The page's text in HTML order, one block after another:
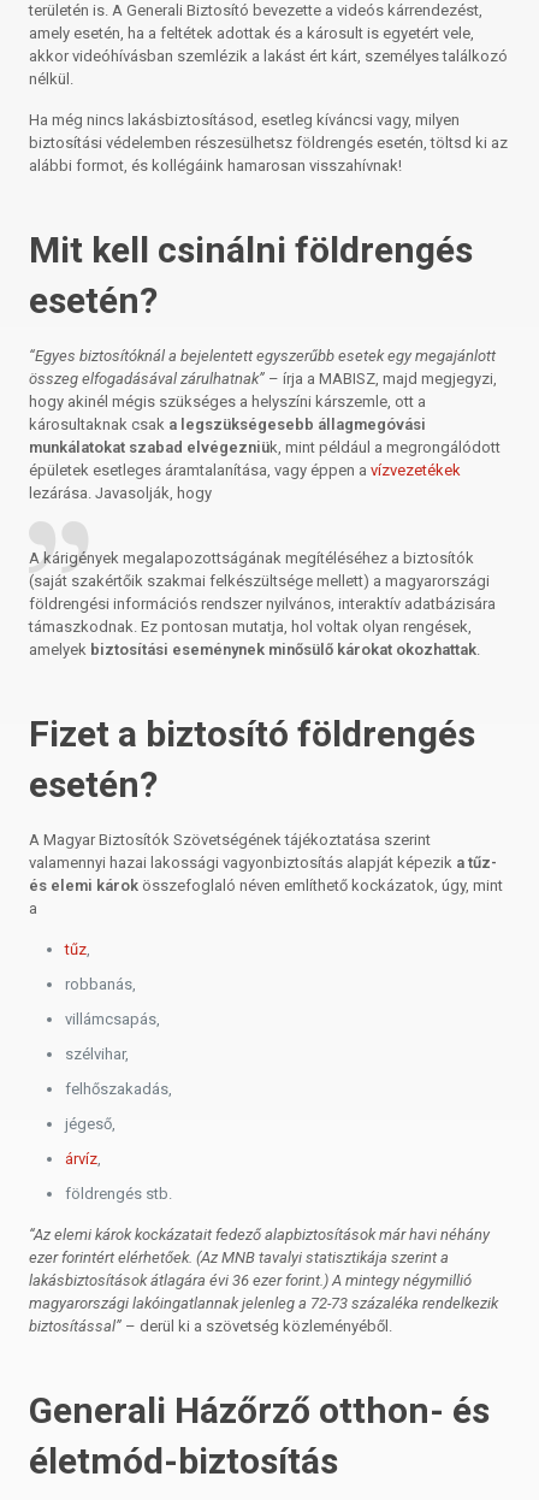
területén is. A Generali Biztosító bevezette a videós kárrendezést,
amely esetén, ha a feltétek adottak és a károsult is egyetért vele,
akkor videóhívásban szemlézik a lakást ért kárt, személyes találkozó
nélkül.
Ha még nincs lakásbiztosításod, esetleg kíváncsi vagy, milyen
biztosítási védelemben részesülhetsz földrengés esetén, töltsd ki az
alábbi formot, és kollégáink hamarosan visszahívnak!
Mit kell csinálni földrengés
esetén?
“Egyes biztosítóknál a bejelentett egyszerűbb esetek egy megajánlott
összeg elfogadásával zárulhatnak” – írja a MABISZ, majd megjegyzi,
hogy akinél mégis szükséges a helyszíni kárszemle, ott a
károsultaknak csak a legszükségesebb állagmegóvási
munkálatokat szabad elvégezniük, mint például a megrongálódott
épületek esetleges áramtalanítása, vagy éppen avízvezetékek
lezárása. Javasolják, hogy
A kárigények megalapozottságának megítéléséhez a biztosítók
(saját szakértőik szakmai felkészültsége mellett) a magyarországi
földrengési információs rendszer nyilvános, interaktív adatbázisára
támaszkodnak. Ez pontosan mutatja, hol voltak olyan rengések,
amelyek biztosítási eseménynek minősülő károkat okozhattak.
Fizet a biztosító földrengés
esetén?
A Magyar Biztosítók Szövetségének tájékoztatása szerint
valamennyi hazai lakossági vagyonbiztosítás alapját képezik a tűz-
és elemi károk összefoglaló néven említhető kockázatok, úgy, mint
a
tűz,
robbanás,
villámcsapás,
szélvihar,
felhőszakadás,
jégeső,
árvíz,
földrengés stb.
“Az elemi károk kockázatait fedező alapbiztosítások már havi néhány
ezer forintért elérhetőek. (Az MNB tavalyi statisztikája szerint a
lakásbiztosítások átlagára évi 36 ezer forint.) A mintegy négymillió
magyarországi lakóingatlannak jelenleg a 72-73 százaléka rendelkezik
biztosítással” – derül ki a szövetség közleményéből.
Generali Házőrző otthon- és
életmód-biztosítás